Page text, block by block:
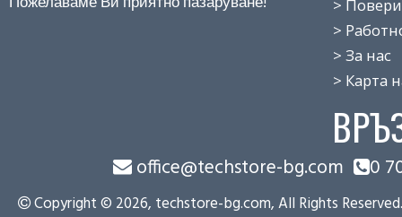
>
> Работно
> За нас
> Карта на
office@techstore-bg.com 0
Copyright © 2026, techstore-bg.com, All Rights Reserved.